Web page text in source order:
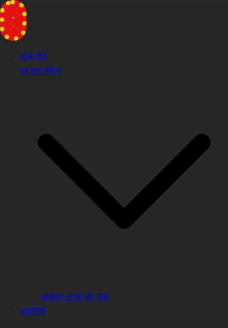
लोक गीत
पर्व और त्यौहार
चालीसा आरती और मंत्र
कहानियाँ